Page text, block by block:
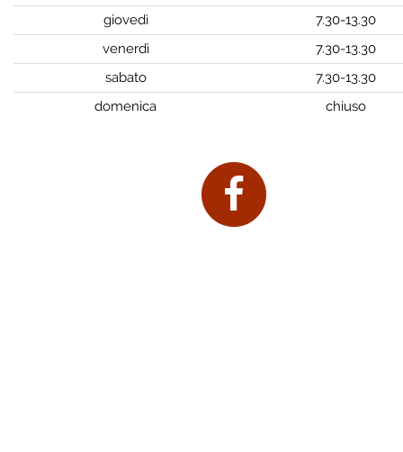
giovedì
7.30-13.30
venerdì
7.30-13.30
sabato
7.30-13.30
domenica
chiuso